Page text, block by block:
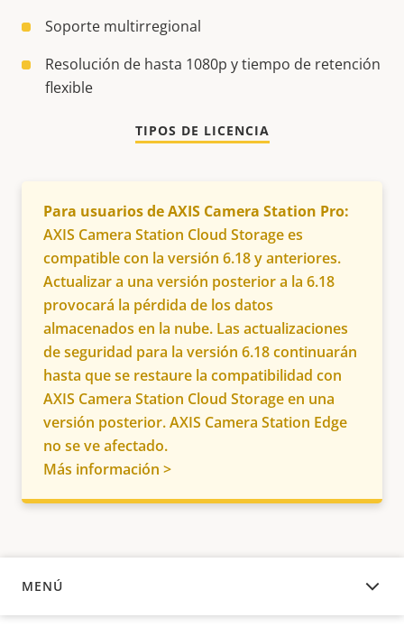
Soporte multirregional
Resolución de hasta 1080p y tiempo de retención
flexible
TIPOS DE LICENCIA
Para usuarios de AXIS Camera Station Pro:
AXIS Camera Station Cloud Storage es
compatible con la versión 6.18 y anteriores.
Actualizar a una versión posterior a la 6.18
provocará la pérdida de los datos
almacenados en la nube. Las actualizaciones
de seguridad para la versión 6.18 continuarán
hasta que se restaure la compatibilidad con
AXIS Camera Station Cloud Storage en una
versión posterior. AXIS Camera Station Edge
no se ve afectado.
Más información >
MENÚ
DESCRIPCIÓN